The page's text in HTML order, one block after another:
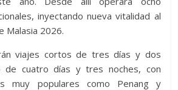
inyectando nueva vitalidad al
Malasia 2026.
viajes cortos de tres días y dos
de cuatro días y tres noches, con
muy populares como Penang y